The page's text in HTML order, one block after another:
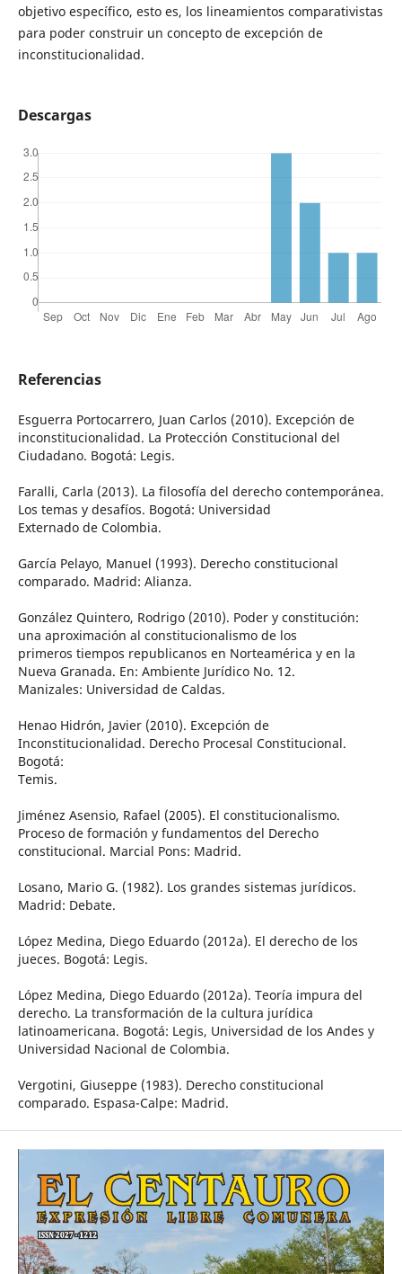
objetivo específico, esto es, los lineamientos comparativistas
para poder construir un concepto de excepción de
inconstitucionalidad.
Descargas
Referencias
Esguerra Portocarrero, Juan Carlos (2010). Excepción de
inconstitucionalidad. La Protección Constitucional del
Ciudadano. Bogotá: Legis.
Faralli, Carla (2013). La filosofía del derecho contemporánea.
Los temas y desafíos. Bogotá: Universidad
Externado de Colombia.
García Pelayo, Manuel (1993). Derecho constitucional
comparado. Madrid: Alianza.
González Quintero, Rodrigo (2010). Poder y constitución:
una aproximación al constitucionalismo de los
primeros tiempos republicanos en Norteamérica y en la
Nueva Granada. En: Ambiente Jurídico No. 12.
Manizales: Universidad de Caldas.
Henao Hidrón, Javier (2010). Excepción de
Inconstitucionalidad. Derecho Procesal Constitucional.
Bogotá:
Temis.
Jiménez Asensio, Rafael (2005). El constitucionalismo.
Proceso de formación y fundamentos del Derecho
constitucional. Marcial Pons: Madrid.
Losano, Mario G. (1982). Los grandes sistemas jurídicos.
Madrid: Debate.
López Medina, Diego Eduardo (2012a). El derecho de los
jueces. Bogotá: Legis.
López Medina, Diego Eduardo (2012a). Teoría impura del
derecho. La transformación de la cultura jurídica
latinoamericana. Bogotá: Legis, Universidad de los Andes y
Universidad Nacional de Colombia.
Vergotini, Giuseppe (1983). Derecho constitucional
comparado. Espasa-Calpe: Madrid.